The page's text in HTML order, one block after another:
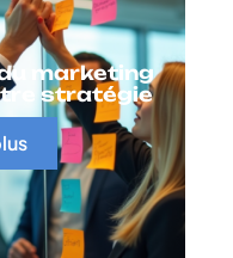
marketing
stratégie